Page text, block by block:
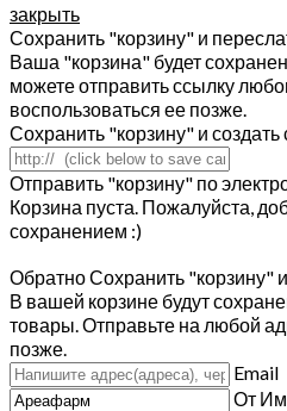
закрыть
Сохранить "корзину" и
Ваша "корзина" будет
можете отправить ссылку
воспользоваться ее позже.
Сохранить "корзину" и создать
Отправить "корзину" по
Корзина пуста. Пожалуйста,
сохранением :)
ОбратноСохранить "корзину"
В вашей корзине будут
товары. Отправьте на любой
позже.
Email
От